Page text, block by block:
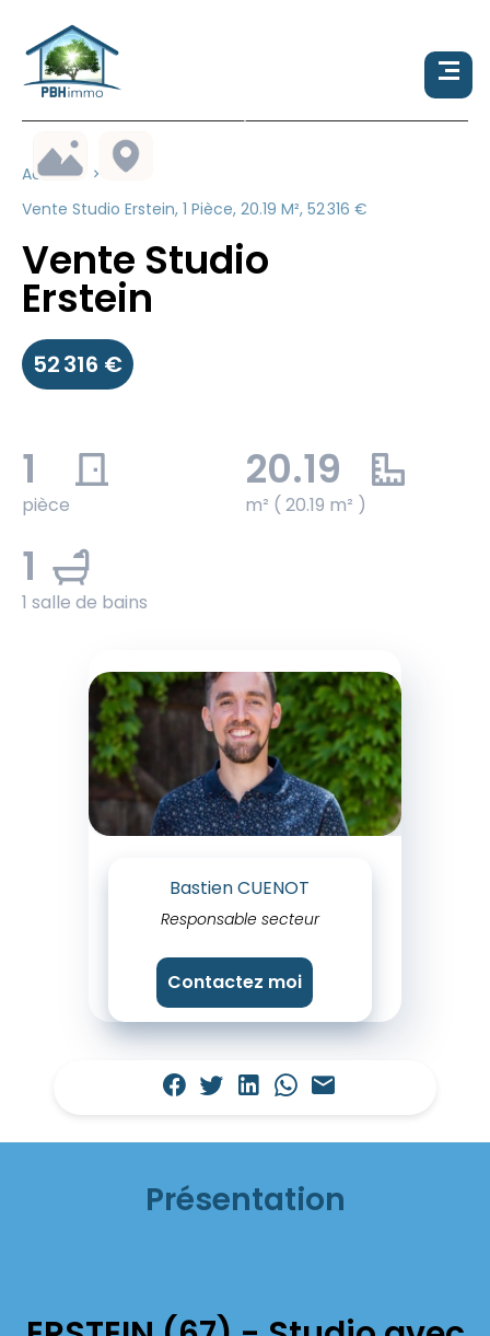
Accueil
Vente Studio Erstein, 1 Pièce, 20.19 M², 52 316 €
Vente Studio
Erstein
52 316 €
1
pièce
20.19
m² ( 20.19 m² )
1
1 salle de bains
Bastien CUENOT
Responsable secteur
Contactez moi
Présentation